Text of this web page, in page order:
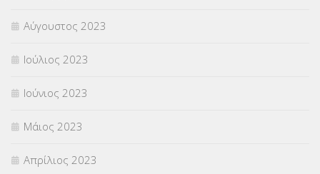
Αύγουστος 2023
Ιούλιος 2023
Ιούνιος 2023
Μάιος 2023
Απρίλιος 2023